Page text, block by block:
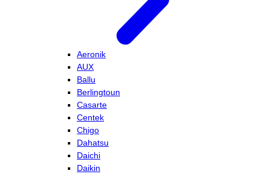
Aeronik
AUX
Ballu
Berlingtoun
Casarte
Centek
Chigo
Dahatsu
Daichi
Daikin